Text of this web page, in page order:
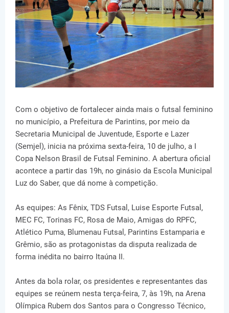
Com o objetivo de fortalecer ainda mais o futsal feminino
no município, a Prefeitura de Parintins, por meio da
Secretaria Municipal de Juventude, Esporte e Lazer
(Semjel), inicia na próxima sexta-feira, 10 de julho, a I
Copa Nelson Brasil de Futsal Feminino. A abertura oficial
acontece a partir das 19h, no ginásio da Escola Municipal
Luz do Saber, que dá nome à competição.
As equipes: As Fênix, TDS Futsal, Luise Esporte Futsal,
MEC FC, Torinas FC, Rosa de Maio, Amigas do RPFC,
Atlético Puma, Blumenau Futsal, Parintins Estamparia e
Grêmio, são as protagonistas da disputa realizada de
forma inédita no bairro Itaúna II.
Antes da bola rolar, os presidentes e representantes das
equipes se reúnem nesta terça-feira, 7, às 19h, na Arena
Olímpica Rubem dos Santos para o Congresso Técnico,